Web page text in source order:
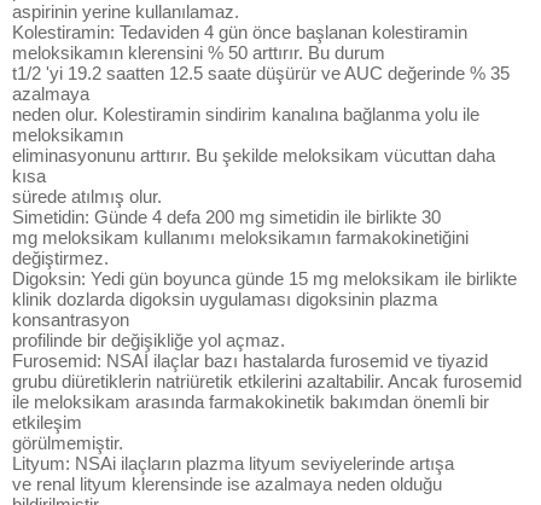
aspirinin yerine kullanılamaz.
Kolestiramin: Tedaviden 4 gün önce başlanan kolestiramin
meloksikamın klerensini % 50 arttırır. Bu durum
t1/2 'yi 19.2 saatten 12.5 saate düşürür ve AUC değerinde % 35
azalmaya
neden olur. Kolestiramin sindirim kanalına bağlanma yolu ile
meloksikamın
eliminasyonunu arttırır. Bu şekilde meloksikam vücuttan daha
kısa
sürede atılmış olur.
Simetidin: Günde 4 defa 200 mg simetidin ile birlikte 30
mg meloksikam kullanımı meloksikamın farmakokinetiğini
değiştirmez.
Digoksin: Yedi gün boyunca günde 15 mg meloksikam ile birlikte
klinik dozlarda digoksin uygulaması digoksinin plazma
konsantrasyon
profilinde bir değişikliğe yol açmaz.
Furosemid: NSAİ ilaçlar bazı hastalarda furosemid ve tiyazid
grubu diüretiklerin natriüretik etkilerini azaltabilir. Ancak furosemid
ile meloksikam arasında farmakokinetik bakımdan önemli bir
etkileşim
görülmemiştir.
Lityum: NSAi ilaçların plazma lityum seviyelerinde artışa
ve renal lityum klerensinde ise azalmaya neden olduğu